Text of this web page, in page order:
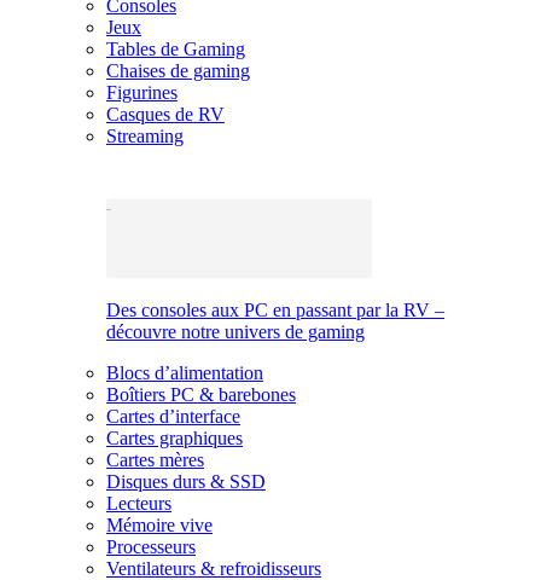
Consoles
Jeux
Tables de Gaming
Chaises de gaming
Figurines
Casques de RV
Streaming
Des consoles aux PC en passant par la RV –
découvre notre univers de gaming
Blocs d’alimentation
Boîtiers PC & barebones
Cartes d’interface
Cartes graphiques
Cartes mères
Disques durs & SSD
Lecteurs
Mémoire vive
Processeurs
Ventilateurs & refroidisseurs